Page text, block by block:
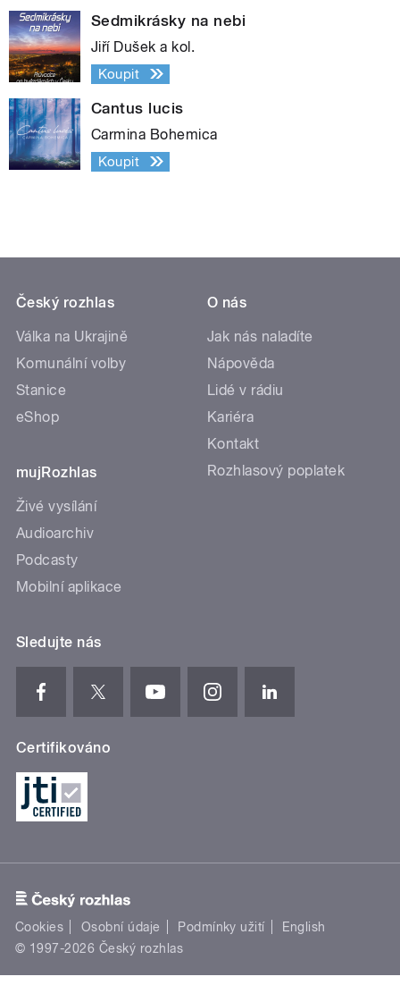
Sedmikrásky na nebi
Jiří Dušek a kol.
Koupit
Cantus lucis
Carmina Bohemica
Koupit
Český rozhlas
Válka na Ukrajině
Komunální volby
Stanice
eShop
mujRozhlas
Živé vysílání
Audioarchiv
Podcasty
Mobilní aplikace
O nás
Jak nás naladíte
Nápověda
Lidé v rádiu
Kariéra
Kontakt
Rozhlasový poplatek
Sledujte nás
Certifikováno
Cookies Osobní údaje Podmínky užití
English
© 1997-2026 Český rozhlas